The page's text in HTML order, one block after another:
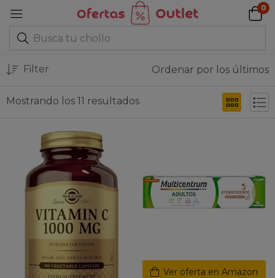
0
Mostrando los 11 resultados
Filter Ordenar por los últimos
Ver oferta en Amazon